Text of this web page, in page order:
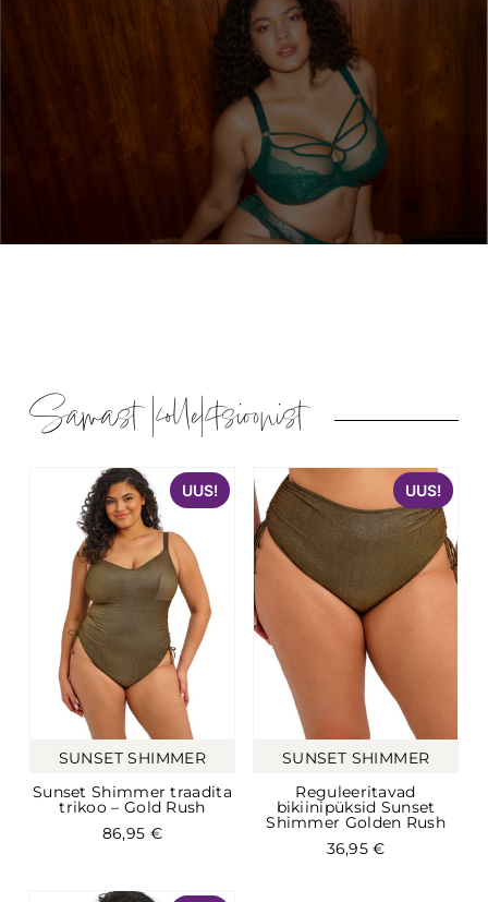
Samast kollektsioonist
UUS!
SUNSET SHIMMER
Sunset Shimmer traadita
trikoo – Gold Rush
86,95 €
UUS!
SUNSET SHIMMER
Reguleeritavad
bikiinipüksid Sunset
Shimmer Golden Rush
36,95€